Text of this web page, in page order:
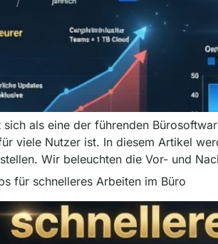
als eine der führenden
viele Nutzer ist. In diesem Artikel
Wir beleuchten die Vor- und
für schnelleres Arbeiten im Büro